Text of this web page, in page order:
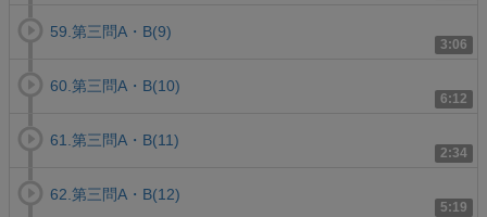
3:06
59.第三問A・B(9)
6:12
60.第三問A・B(10)
2:34
61.第三問A・B(11)
5:19
62.第三問A・B(12)